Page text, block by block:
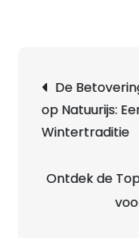
De
op Natuurijs:
Wintertraditie
Ontdek de